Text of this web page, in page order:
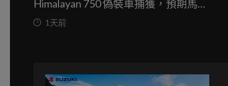
Himalayan 750 偽裝車捕獲，預期馬力
突破67匹，最快米蘭車展亮相
1天前